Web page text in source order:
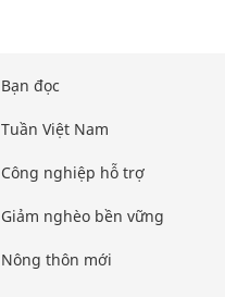
Bạn đọc
Tuần Việt Nam
Công nghiệp hỗ trợ
Giảm nghèo bền vững
Nông thôn mới